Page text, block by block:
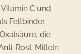
C und
Fettbinder.
die
Rost-Mitteln